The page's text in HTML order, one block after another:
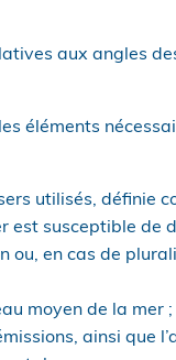
aux angles
éléments
utilisés, définie
est susceptible de
ou, en cas de
moyen de la mer ;
ainsi que